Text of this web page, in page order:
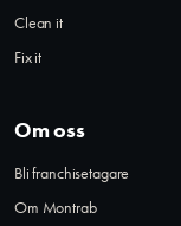
Clean it
Fix it
Om oss
Bli franchisetagare
Om Montrab